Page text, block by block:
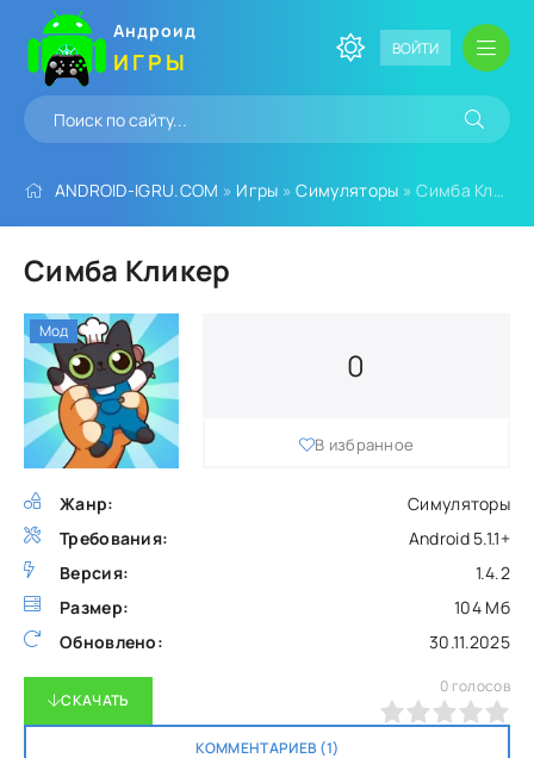
Андроид
ИГРЫ ВОЙТИ
ANDROID-IGRU.COM » Игры »Симуляторы » Симба Кликер
Симба Кликер
Жанр:
Симуляторы
Требования:
Android 5.1.1+
Версия:
1.4.2
Размер:
104 Мб
Обновлено:
30.11.2025
0
В избранное
СКАЧАТЬ
КОММЕНТАРИЕВ (1)
0 голосов
Мод